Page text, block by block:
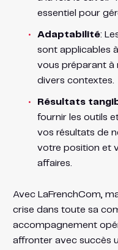
essentiel pour
Adaptabilité:
sont applicables
vous préparant à
divers contextes.
Résultats
fournir les outils
vos résultats de
votre position et
affaires.
Avec LaFrenchCom,
crise dans toute sa
accompagnement
affronter avec succès